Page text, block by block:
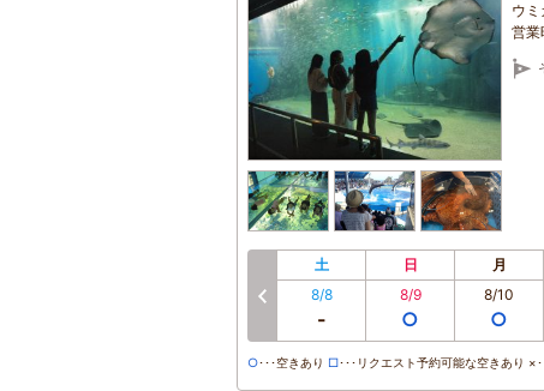
ウ
営業
土 日 月
8/8
-
8/9
○
8/10
○
○･･･空きあり □･･･リクエスト予約可能な空きあり ×